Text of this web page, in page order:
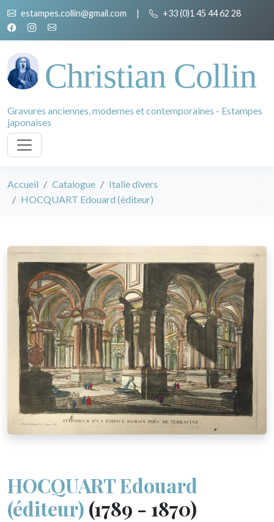
estampes.collin@gmail.com | +33 (0)1 45 44 62 28
Christian Collin
Gravures anciennes, modernes et contemporaines - Estampes
japonaises
Accueil Catalogue
Italie divers
HOCQUART Edouard (éditeur)
HOCQUART Edouard
(éditeur) (1789 - 1870)